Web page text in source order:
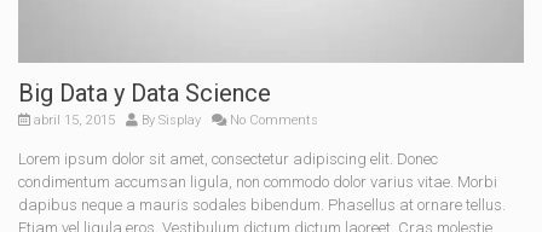
Big Data y Data Science
abril 15, 2015 By Sisplay No Comments
Lorem ipsum dolor sit amet, consectetur adipiscing elit. Donec
condimentum accumsan ligula, non commodo dolor varius vitae. Morbi
dapibus neque a mauris sodales bibendum. Phasellus at ornare tellus.
Etiam vel ligula eros. Vestibulum dictum dictum laoreet. Cras molestie